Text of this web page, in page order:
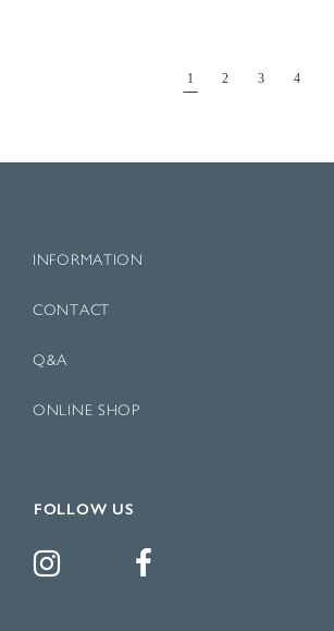
1 2 3 4
INFORMATION
CONTACT
Q&A
ONLINE SHOP
FOLLOW US